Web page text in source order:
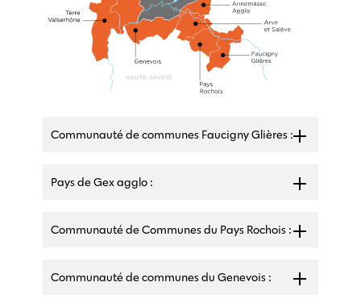
Communauté de communes Faucigny Glières :
Pays de Gex agglo :
Communauté de Communes du Pays Rochois :
Communauté de communes du Genevois :